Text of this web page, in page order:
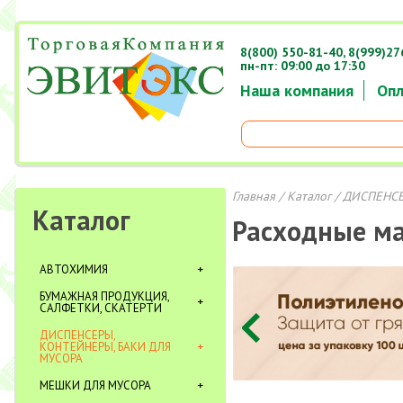
Наша компания
8(800) 550-81-40,
пн-пт: 09:00 до 17:30
Каталог
АВТОХИМИЯ
БУМАЖНАЯ ПРОДУКЦИЯ,
САЛФЕТКИ, СКАТЕРТИ
ДИСПЕНСЕРЫ,
КОНТЕЙНЕРЫ, БАКИ ДЛЯ
МУСОРА
МЕШКИ ДЛЯ МУСОРА
Главная/Каталог/
Расходные